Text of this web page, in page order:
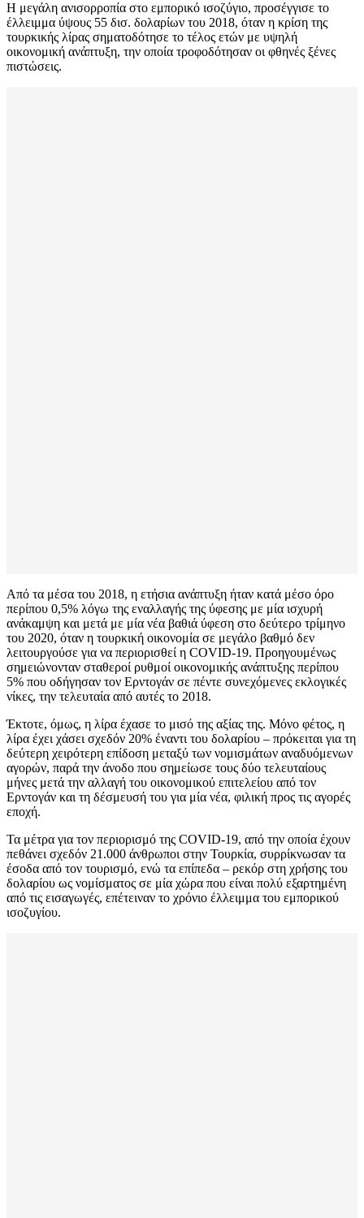
Η μεγάλη ανισορροπία στο εμπορικό ισοζύγιο, προσέγγισε το
έλλειμμα ύψους 55 δισ. δολαρίων του 2018, όταν η κρίση της
τουρκικής λίρας σηματοδότησε το τέλος ετών με υψηλή
οικονομική ανάπτυξη, την οποία τροφοδότησαν οι φθηνές ξένες
πιστώσεις.
Από τα μέσα του 2018, η ετήσια ανάπτυξη ήταν κατά μέσο όρο
περίπου 0,5% λόγω της εναλλαγής της ύφεσης με μία ισχυρή
ανάκαμψη και μετά με μία νέα βαθιά ύφεση στο δεύτερο τρίμηνο
του 2020, όταν η τουρκική οικονομία σε μεγάλο βαθμό δεν
λειτουργούσε για να περιορισθεί η COVID-19. Προηγουμένως
σημειώνονταν σταθεροί ρυθμοί οικονομικής ανάπτυξης περίπου
5% που οδήγησαν τον Ερντογάν σε πέντε συνεχόμενες εκλογικές
νίκες, την τελευταία από αυτές το 2018.
Έκτοτε, όμως, η λίρα έχασε το μισό της αξίας της. Μόνο φέτος, η
λίρα έχει χάσει σχεδόν 20% έναντι του δολαρίου – πρόκειται για τη
δεύτερη χειρότερη επίδοση μεταξύ των νομισμάτων αναδυόμενων
αγορών, παρά την άνοδο που σημείωσε τους δύο τελευταίους
μήνες μετά την αλλαγή του οικονομικού επιτελείου από τον
Ερντογάν και τη δέσμευσή του για μία νέα, φιλική προς τις αγορές
εποχή.
Τα μέτρα για τον περιορισμό της COVID-19, από την οποία έχουν
πεθάνει σχεδόν 21.000 άνθρωποι στην Τουρκία, συρρίκνωσαν τα
έσοδα από τον τουρισμό, ενώ τα επίπεδα – ρεκόρ στη χρήσης του
δολαρίου ως νομίσματος σε μία χώρα που είναι πολύ εξαρτημένη
από τις εισαγωγές, επέτειναν το χρόνιο έλλειμμα του εμπορικού
ισοζυγίου.